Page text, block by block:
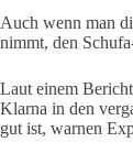
Auch wenn man
nimmt, den
Laut einem
Klarna in den
gut ist, warnen